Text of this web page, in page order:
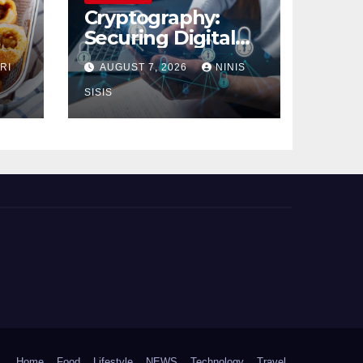
Cryptography:
Securing Digital
Communication
AUGUST 7, 2026 NINIS
SISIS